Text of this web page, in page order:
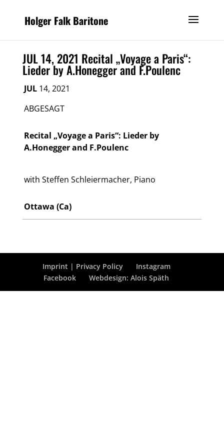
Holger Falk Baritone
JUL 14, 2021 Recital „Voyage a Paris“:
Lieder by A.Honegger and F.Poulenc
JUL14, 2021
ABGESAGT
Recital „Voyage a Paris“: Lieder by
A.Honegger and F.Poulenc
with Steffen Schleiermacher, Piano
Ottawa (Ca)
Imprint | Privacy Policy
Instagram
Facebook
Webdesign: Alois Späth